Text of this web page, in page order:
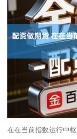
在在当前指数运行中